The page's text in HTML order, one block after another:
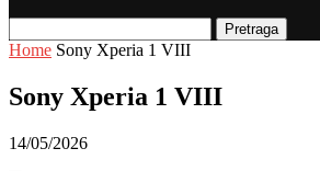
Pretraga
Home Sony Xperia 1 VIII
Sony Xperia 1 VIII
14/05/2026